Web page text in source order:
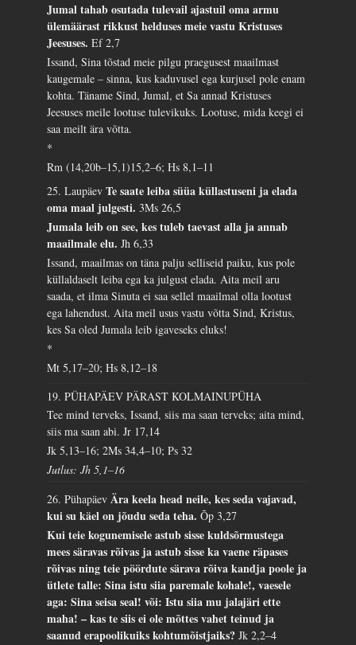
Jumal tahab osutada tulevail ajastuil oma armu
ülemäärast rikkust helduses meie vastu Kristuses
Jeesuses.Ef 2,7
Issand, Sina tõstad meie pilgu praegusest maailmast
kaugemale – sinna, kus kaduvusel ega kurjusel pole enam
kohta. Täname Sind, Jumal, et Sa annad Kristuses
Jeesuses meile lootuse tulevikuks. Lootuse, mida keegi ei
saa meilt ära võtta.
*
Rm (14,20b–15,1)15,2–6; Hs 8,1–11
25. LaupäevTe saate leiba süüa küllastuseni ja elada
oma maal julgesti.3Ms 26,5
Jumala leib on see, kes tuleb taevast alla ja annab
maailmale elu.Jh 6,33
Issand, maailmas on täna palju selliseid paiku, kus pole
küllaldaselt leiba ega ka julgust elada. Aita meil aru
saada, et ilma Sinuta ei saa sellel maailmal olla lootust
ega lahendust. Aita meil usus vastu võtta Sind, Kristus,
kes Sa oled Jumala leib igaveseks eluks!
*
Mt 5,17–20; Hs 8,12–18
19. PÜHAPÄEV PÄRAST KOLMAINUPÜHA
Tee mind terveks, Issand, siis ma saan terveks; aita mind,
siis ma saan abi.Jr 17,14
Jk 5,13–16; 2Ms 34,4–10; Ps 32
Jutlus: Jh 5,1–16
26. PühapäevÄra keela head neile, kes seda vajavad,
kui su käel on jõudu seda teha.Õp 3,27
Kui teie kogunemisele astub sisse kuldsõrmustega
mees säravas rõivas ja astub sisse ka vaene räpases
rõivas ning teie pöördute särava rõiva kandja poole ja
ütlete talle: Sina istu siia paremale kohale!, vaesele
aga: Sina seisa seal! või: Istu siia mu jalajäri ette
maha! – kas te siis ei ole mõttes vahet teinud ja
saanud erapoolikuiks kohtumõistjaiks?Jk 2,2–4